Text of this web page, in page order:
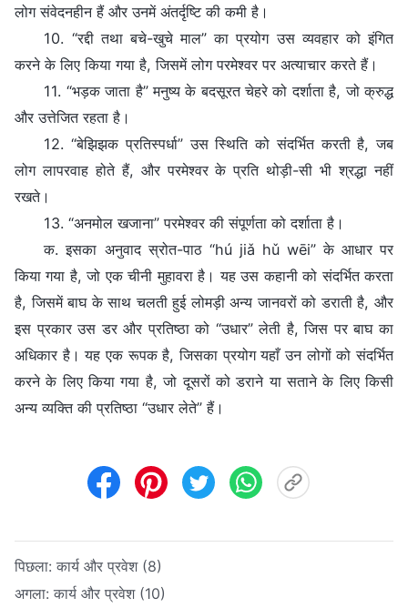
लोग संवेदनहीन हैं और उनमें अंतर्दृष्टि की कमी है।
10. “रद्दी तथा बचे-खुचे माल” का प्रयोग उस व्यवहार को इंगित
करने के लिए किया गया है, जिसमें लोग परमेश्वर पर अत्याचार करते हैं।
11. “भड़क जाता है” मनुष्य के बदसूरत चेहरे को दर्शाता है, जो क्रुद्ध
और उत्तेजित रहता है।
12. “बेझिझक प्रतिस्पर्धा” उस स्थिति को संदर्भित करती है, जब
लोग लापरवाह होते हैं, और परमेश्वर के प्रति थोड़ी-सी भी श्रद्धा नहीं
रखते।
13. “अनमोल खजाना” परमेश्वर की संपूर्णता को दर्शाता है।
क. इसका अनुवाद स्रोत-पाठ “hú jiǎ hǔ wēi” के आधार पर
किया गया है, जो एक चीनी मुहावरा है। यह उस कहानी को संदर्भित करता
है, जिसमें बाघ के साथ चलती हुई लोमड़ी अन्य जानवरों को डराती है, और
इस प्रकार उस डर और प्रतिष्ठा को “उधार” लेती है, जिस पर बाघ का
अधिकार है। यह एक रूपक है, जिसका प्रयोग यहाँ उन लोगों को संदर्भित
करने के लिए किया गया है, जो दूसरों को डराने या सताने के लिए किसी
अन्य व्यक्ति की प्रतिष्ठा “उधार लेते” हैं।
पिछला: कार्य और प्रवेश (8)
अगला: कार्य और प्रवेश (10)